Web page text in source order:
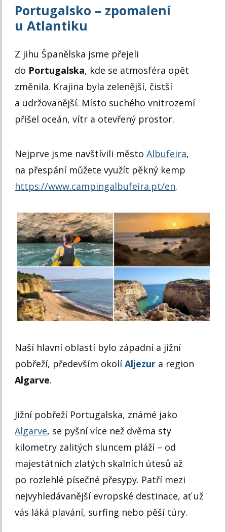
Portugalsko – zpomalení
u Atlantiku
Z jihu Španělska jsme přejeli
do Portugalska, kde se atmosféra opět
změnila. Krajina byla zelenější, čistší
a udržovanější. Místo suchého vnitrozemí
přišel oceán, vítr a otevřený prostor.
Nejprve jsme navštívili městoAlbufeira,
na přespání můžete využít pěkný kemp
https://www.campingalbufeira.pt/en.
Naší hlavní oblastí bylo západní a jižní
pobřeží, především okolíAljezur a region
Algarve.
Jižní pobřeží Portugalska, známé jako
Algarve, se pyšní více než dvěma sty
kilometry zalitých sluncem pláží – od
majestátních zlatých skalních útesů až
po rozlehlé písečné přesypy. Patří mezi
nejvyhledávanější evropské destinace, ať už
vás láká plavání, surfing nebo pěší túry.